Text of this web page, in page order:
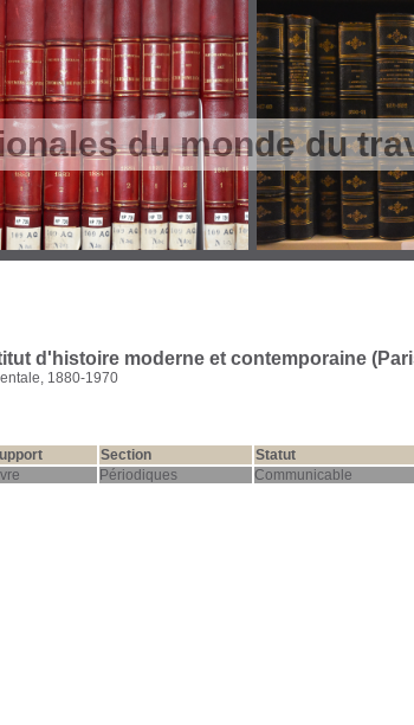
du monde du
d'histoire moderne et contemporaine
1880-1970
Section Statut
Périodiques Communicable